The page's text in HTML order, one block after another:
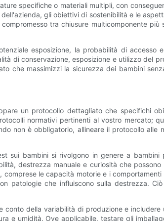
specifiche o materiali multipli, con
gli obiettivi di sostenibilità e le
tra chiusure multicomponente più
esposizione, la probabilità di accesso
di conservazione, esposizione e utilizzo del
che massimizzi la sicurezza dei bambini
un protocollo dettagliato che specifichi
normativi pertinenti al vostro mercato;
non è obbligatorio, allineare il protocollo alle
sui bambini si rivolgono in genere a bambini
destrezza manuale e curiosità che possono
le capacità motorie e i
patologie che influiscono sulla destrezza.
della variabilità di produzione e includere
e umidità. Ove applicabile, testare gli